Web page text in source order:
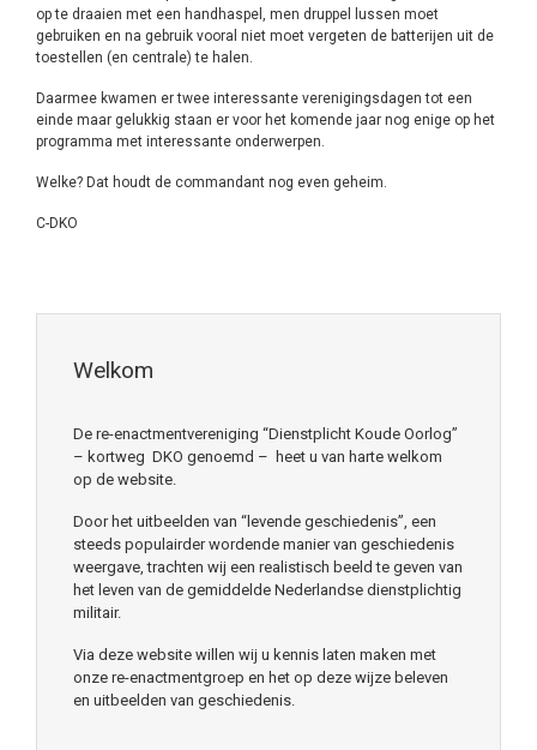
op te draaien met een handhaspel, men druppel lussen moet
gebruiken en na gebruik vooral niet moet vergeten de batterijen uit de
toestellen (en centrale) te halen.
Daarmee kwamen er twee interessante verenigingsdagen tot een
einde maar gelukkig staan er voor het komende jaar nog enige op het
programma met interessante onderwerpen.
Welke? Dat houdt de commandant nog even geheim.
C-DKO
Welkom
De re-enactmentvereniging “Dienstplicht Koude Oorlog”
– kortweg DKO genoemd – heet u van harte welkom
op de website.
Door het uitbeelden van “levende geschiedenis”, een
steeds populairder wordende manier van geschiedenis
weergave, trachten wij een realistisch beeld te geven van
het leven van de gemiddelde Nederlandse dienstplichtig
militair.
Via deze website willen wij u kennis laten maken met
onze re-enactmentgroep en het op deze wijze beleven
en uitbeelden van geschiedenis.